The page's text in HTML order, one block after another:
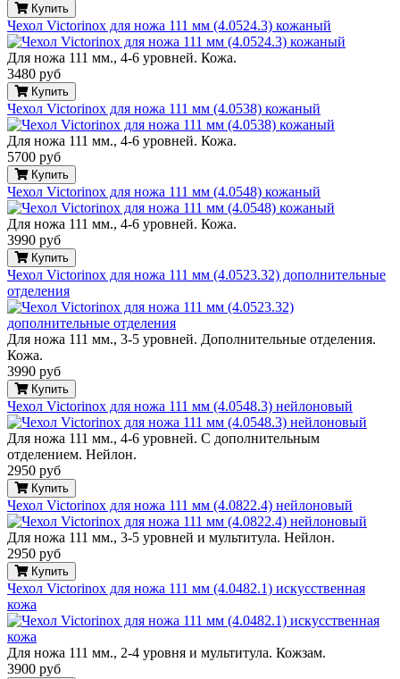
Купить
Чехол Victorinox для ножа 111 мм (4.0524.3) кожаный
Для ножа 111 мм., 4-6 уровней. Кожа.
3480 руб
Купить
Чехол Victorinox для ножа 111 мм (4.0538) кожаный
Для ножа 111 мм., 4-6 уровней. Кожа.
5700 руб
Купить
Чехол Victorinox для ножа 111 мм (4.0548) кожаный
Для ножа 111 мм., 4-6 уровней. Кожа.
3990 руб
Купить
Чехол Victorinox для ножа 111 мм (4.0523.32) дополнительные
отделения
Для ножа 111 мм., 3-5 уровней. Дополнительные отделения.
Кожа.
3990 руб
Купить
Чехол Victorinox для ножа 111 мм (4.0548.3) нейлоновый
Для ножа 111 мм., 4-6 уровней. С дополнительным
отделением. Нейлон.
2950 руб
Купить
Чехол Victorinox для ножа 111 мм (4.0822.4) нейлоновый
Для ножа 111 мм., 3-5 уровней и мультитула. Нейлон.
2950 руб
Купить
Чехол Victorinox для ножа 111 мм (4.0482.1) искусственная
кожа
Для ножа 111 мм., 2-4 уровня и мультитула. Кожзам.
3900 руб